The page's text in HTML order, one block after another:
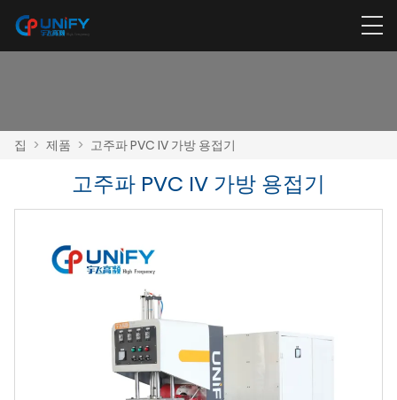
집 > 제품 > 고주파 PVC IV 가방 용접기
고주파 PVC IV 가방 용접기